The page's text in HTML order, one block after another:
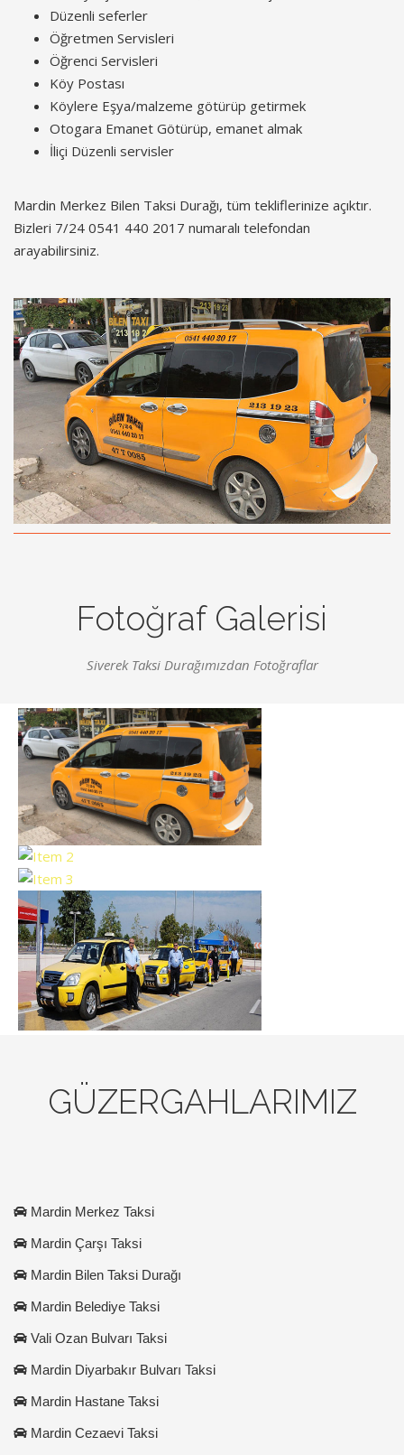
Düzenli seferler
Öğretmen Servisleri
Öğrenci Servisleri
Köy Postası
Köylere Eşya/malzeme götürüp getirmek
Otogara Emanet Götürüp, emanet almak
İliçi Düzenli servisler
Mardin Merkez Bilen Taksi Durağı, tüm tekliflerinize açıktır.
Bizleri 7/24 0541 440 2017 numaralı telefondan
arayabilirsiniz.
Fotoğraf Galerisi
Siverek Taksi Durağımızdan Fotoğraflar
GÜZERGAHLARIMIZ
Mardin Merkez Taksi
Mardin Çarşı Taksi
Mardin Bilen Taksi Durağı
Mardin Belediye Taksi
Vali Ozan Bulvarı Taksi
Mardin Diyarbakır Bulvarı Taksi
Mardin Hastane Taksi
Mardin Cezaevi Taksi